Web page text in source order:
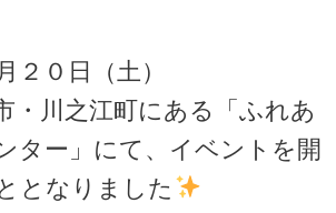
２０日（土）
・川之江町にある「ふれあ
ター」にて、イベントを開
となりました